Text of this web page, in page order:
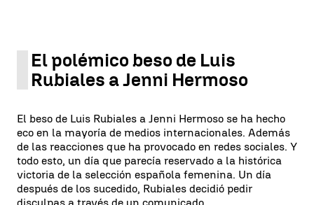
El polémico beso de Luis
Rubiales a Jenni Hermoso
El beso de Luis Rubiales a Jenni Hermoso se ha hecho
eco en la mayoría de medios internacionales. Además
de las reacciones que ha provocado en redes sociales. Y
todo esto, un día que parecía reservado a la histórica
victoria de la selección española femenina. Un día
después de los sucedido, Rubiales decidió pedir